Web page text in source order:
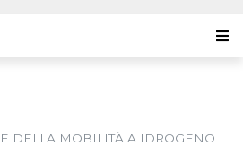
DELLA MOBILITÀ A IDROGENO